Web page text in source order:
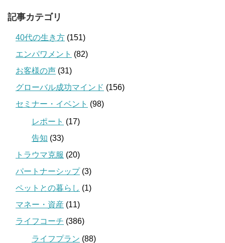
記事カテゴリ
40代の生き方 (151)
エンパワメント (82)
お客様の声 (31)
グローバル成功マインド (156)
セミナー・イベント (98)
レポート (17)
告知 (33)
トラウマ克服 (20)
パートナーシップ(3)
ペットとの暮らし (1)
マネー・資産 (11)
ライフコーチ (386)
ライフプラン (88)